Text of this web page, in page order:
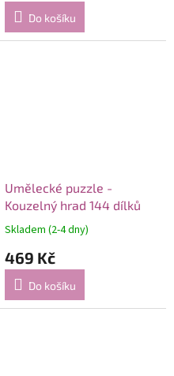
Do košíku
Umělecké puzzle -
Kouzelný hrad 144 dílků
Skladem (2-4 dny)
469 Kč
Do košíku